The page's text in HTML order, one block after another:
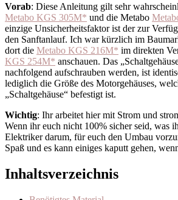
Vorab: Diese Anleitung gilt sehr
Metabo KGS 305M* und die Metabo
einzige Unsicherheitsfaktor ist der zur
den Sanftanlauf. Ich war kürzlich im
dort die Metabo KGS 216M* im direkten
KGS 254M* anschauen. Das
nachfolgend aufschrauben werden, ist
lediglich die Größe des Motorgehäuses,
„Schaltgehäuse“ befestigt ist.
Wichtig: Ihr arbeitet hier mit Strom und
Wenn ihr euch nicht 100% sicher seid, was
Elektriker darum, für euch den Umbau
Spaß und es kann einiges kaputt gehen,
Inhaltsverzeichnis